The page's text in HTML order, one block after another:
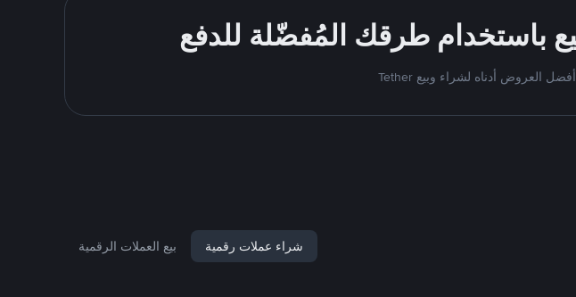
شراء عملات رقمية بيع العملات الرقمية